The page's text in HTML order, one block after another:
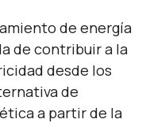
de energía
de contribuir a la
desde los
de
a partir de la